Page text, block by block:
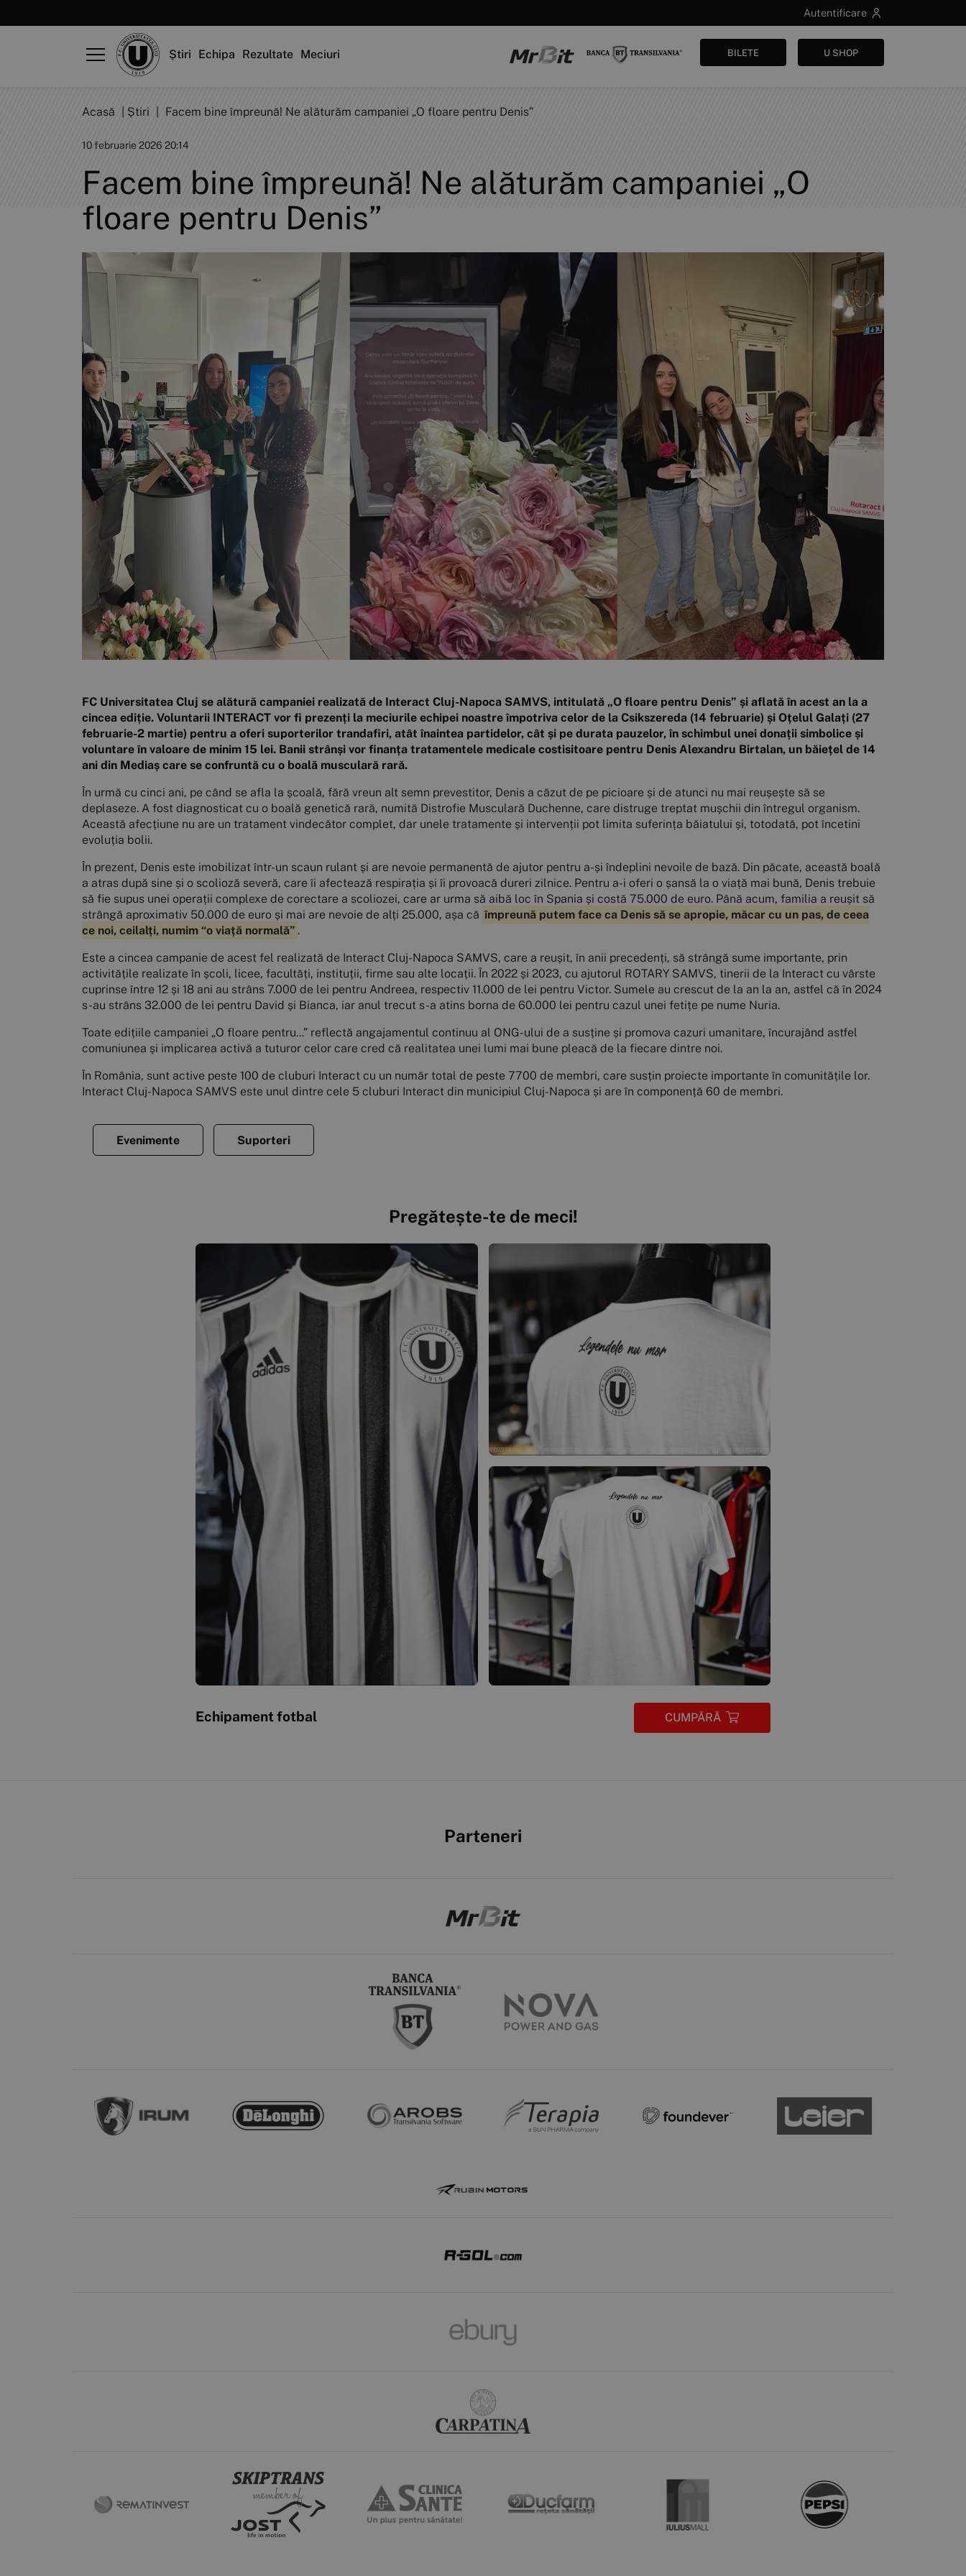
Autentificare
Știri Echipa Rezultate Meciuri BILETE U SHOP
Acasă Știri Facem bine împreună! Ne alăturăm campaniei „O floare pentru Denis”
10 februarie 2026 20:14
Facem bine împreună! Ne alăturăm campaniei „O
floare pentru Denis”
FC Universitatea Cluj se alătură campaniei realizată de Interact Cluj-Napoca SAMVS, intitulată „O floare pentru Denis” și aflată în acest an la a
cincea ediție. Voluntarii INTERACT vor fi prezenți la meciurile echipei noastre împotriva celor de la Csikszereda (14 februarie) și Oțelul Galați (27
februarie-2 martie) pentru a oferi suporterilor trandafiri, atât înaintea partidelor, cât și pe durata pauzelor, în schimbul unei donații simbolice și
voluntare în valoare de minim 15 lei. Banii strânși vor finanța tratamentele medicale costisitoare pentru Denis Alexandru Birtalan, un băiețel de 14
ani din Mediaș care se confruntă cu o boală musculară rară.
În urmă cu cinci ani, pe când se afla la școală, fără vreun alt semn prevestitor, Denis a căzut de pe picioare și de atunci nu mai reușește să se
deplaseze. A fost diagnosticat cu o boală genetică rară, numită Distrofie Musculară Duchenne, care distruge treptat mușchii din întregul organism.
Această afecțiune nu are un tratament vindecător complet, dar unele tratamente și intervenții pot limita suferința băiatului și, totodată, pot încetini
evoluția bolii.
În prezent, Denis este imobilizat într-un scaun rulant și are nevoie permanentă de ajutor pentru a-și îndeplini nevoile de bază. Din păcate, această boală
a atras după sine și o scolioză severă, care îi afectează respirația și îi provoacă dureri zilnice. Pentru a-i oferi o șansă la o viață mai bună, Denis trebuie
să fie supus unei operații complexe de corectare a scoliozei, care ar urma să aibă loc în Spania și costă 75.000 de euro. Până acum, familia a reușit să
strângă aproximativ 50.000 de euro și mai are nevoie de alți 25.000, așa că împreună putem face ca Denis să se apropie, măcar cu un pas, de ceea
ce noi, ceilalți, numim “o viață normală” .
Este a cincea campanie de acest fel realizată de Interact Cluj-Napoca SAMVS, care a reușit, în anii precedenți, să strângă sume importante, prin
activitățile realizate în școli, licee, facultăți, instituții, firme sau alte locații. În 2022 și 2023, cu ajutorul ROTARY SAMVS, tinerii de la Interact cu vârste
cuprinse între 12 și 18 ani au strâns 7.000 de lei pentru Andreea, respectiv 11.000 de lei pentru Victor. Sumele au crescut de la an la an, astfel că în 2024
s-au strâns 32.000 de lei pentru David și Bianca, iar anul trecut s-a atins borna de 60.000 lei pentru cazul unei fetițe pe nume Nuria.
Toate edițiile campaniei „O floare pentru...” reflectă angajamentul continuu al ONG-ului de a susține și promova cazuri umanitare, încurajând astfel
comuniunea și implicarea activă a tuturor celor care cred că realitatea unei lumi mai bune pleacă de la fiecare dintre noi.
În România, sunt active peste 100 de cluburi Interact cu un număr total de peste 7700 de membri, care susțin proiecte importante în comunitățile lor.
Interact Cluj-Napoca SAMVS este unul dintre cele 5 cluburi Interact din municipiul Cluj-Napoca și are în componență 60 de membri.
Evenimente Suporteri
Pregătește-te de meci!
Echipament fotbal CUMPĂRĂ
Parteneri